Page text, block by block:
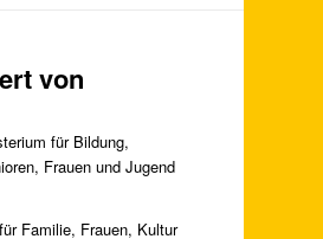
von
für Bildung,
Frauen und Jugend
Familie, Frauen, Kultur